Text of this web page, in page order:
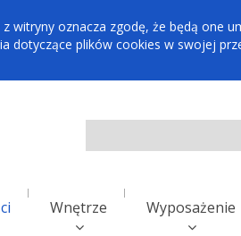
witryny oznacza zgodę, że będą one
dotyczące plików cookies w swojej
Wnętrze Wyposażenie